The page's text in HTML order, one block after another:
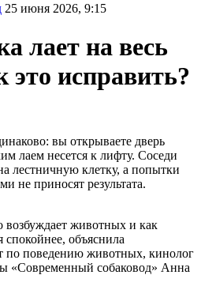
25 июня 2026, 9:15
лает на весь
это исправить?
вы открываете дверь
лаем несется к лифту. Соседи
лестничную клетку, а попытки
не приносят результата.
возбуждает животных и как
спокойнее, объяснила
по поведению животных, кинолог
«Современный собаковод» Анна